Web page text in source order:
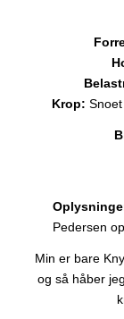
Krop:
Pedersen
Min er bare
og så håber